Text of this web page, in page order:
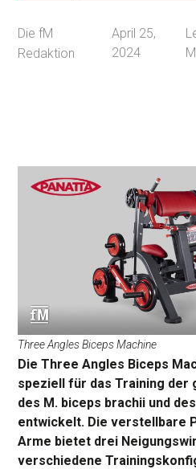
Die fM
Redaktion
April 25,
2024
Three Angles Biceps Machine
Die Three Angles Biceps
speziell für das Training der
des M. biceps brachii und
entwickelt. Die verstellbare
Arme bietet drei
verschiedene